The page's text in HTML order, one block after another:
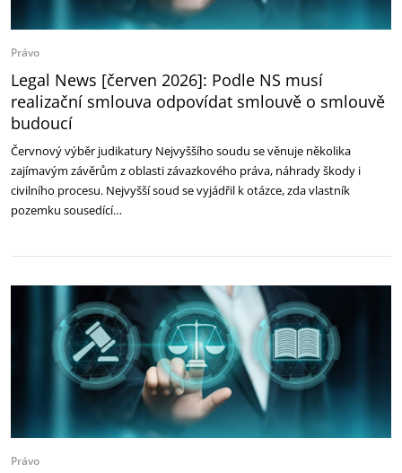
Právo
Legal News [červen 2026]: Podle NS musí
realizační smlouva odpovídat smlouvě o smlouvě
budoucí
Červnový výběr judikatury Nejvyššího soudu se věnuje několika
zajímavým závěrům z oblasti závazkového práva, náhrady škody i
civilního procesu. Nejvyšší soud se vyjádřil k otázce, zda vlastník
pozemku sousedící…
Právo